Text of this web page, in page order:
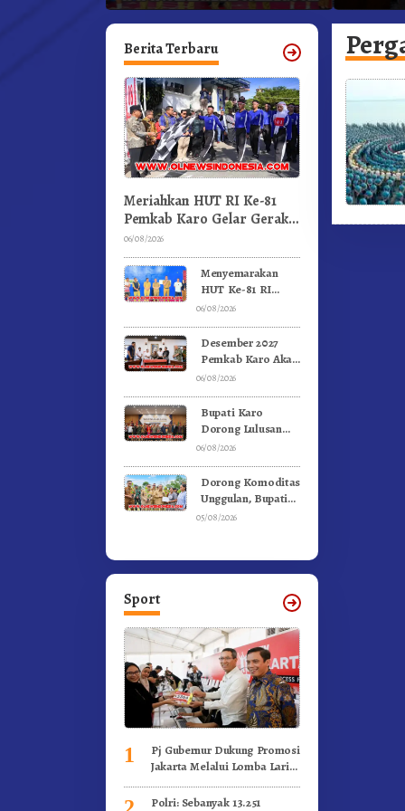
Pertandingan Olahraga
GBKP
Berita Terbaru
Meriahkan HUT RI Ke-81
Pemkab Karo Gelar Gerak
Jalan Kemerdekaan.!
06/08/2026
Menyemarakan
HUT Ke-81 RI
Pemkab Karo
Olahraga
06/08/2026
Desember 2027
Pemkab Karo Akan
Serahkan Aset
Ke Moderamen
GBKP
06/08/2026
Bupati Karo
Dorong Lulusan
Universitas Quality
Generasi Inovatif
dan Berintegritas
06/08/2026
Dorong Komoditas
Unggulan, Bupati
Karo Serahkan 1,2
05/08/2026
Sport
1
Pj Gubernur Dukung Promosi
Jakarta Melalui Lomba Lari
Polri: Sebanyak 13.251